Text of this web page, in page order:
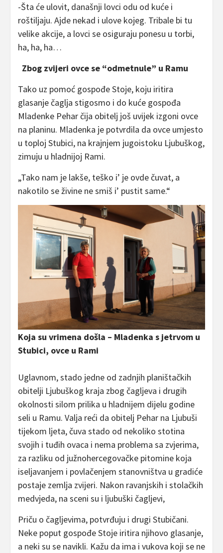
-Šta će ulovit, današnji lovci odu od kuće i
roštiljaju. Ajde nekad i ulove kojeg. Tribale bi tu
velike akcije, a lovci se osiguraju ponesu u torbi,
ha, ha, ha…
Zbog zvijeri ovce se “odmetnule” u Ramu
Tako uz pomoć gospođe Stoje, koju iritira
glasanje čaglja stigosmo i do kuće gospođa
Mladenke Pehar čija obitelj još uvijek izgoni ovce
na planinu. Mladenka je potvrdila da ovce umjesto
u toploj Stubici, na krajnjem jugoistoku Ljubuškog,
zimuju u hladnijoj Rami.
„Tako nam je lakše, teško i’ je ovde čuvat, a
nakotilo se živine ne smiš i’ pustit same.“
Koja su vrimena došla – Mladenka s jetrvom u
Stubici, ovce u Rami
Uglavnom, stado jedne od zadnjih planištačkih
obitelji Ljubuškog kraja zbog čagljeva i drugih
okolnosti silom prilika u hladnijem dijelu godine
seli u Ramu. Valja reći da obitelj Pehar na Ljubuši
tijekom ljeta, čuva stado od nekoliko stotina
svojih i tuđih ovaca i nema problema sa zvjerima,
za razliku od južnohercegovačke pitomine koja
iseljavanjem i povlačenjem stanovništva u gradiće
postaje zemlja zvijeri. Nakon ravanjskih i stolačkih
medvjeda, na sceni su i ljubuški čagljevi,
Priču o čagljevima, potvrđuju i drugi Stubičani.
Neke poput gospođe Stoje iritira njihovo glasanje,
a neki su se navikli. Kažu da ima i vukova koji se ne